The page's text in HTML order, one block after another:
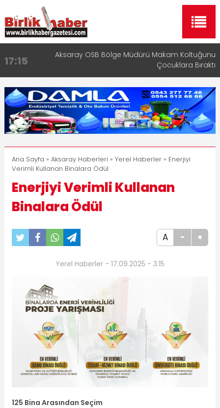
17:15
Aksaray OSB Bölge Müdürü Makam Koltuğunu
Çocuklara Bıraktı
16:00
Aksaray Esnaf Rehberi ile Google ve Yapay Zeka
Aramalarında Öne Çıkın
8:23 Aksaray Esnaf Rehberi Hizmete Girdi
11:30
Birlikhaber.com Yayın Hayatına Başladı | Hızlı ve
Akıllı Haber Platformu
13:33 Taşımacılıkta Dijital Devrim: Rota Sepetim
Ana Sayfa » Aksaray Haberleri » Yerel Haberler» Enerjiyi
Verimli Kullanan Binalara Ödül
Enerjiyi Verimli Kullanan
Binalara Ödül
A - +
Yerel Haberler - 17.09.2025 - 3:15
125 Bina Arasından Seçim